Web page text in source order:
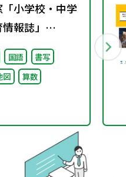
小学校・中学
報誌」
年1月発行
国語
書写
図 算数